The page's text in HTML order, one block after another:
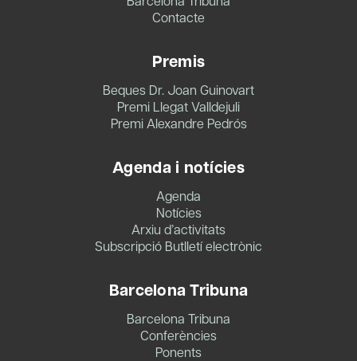
Contacte
Premis
Beques Dr. Joan Guinovart
Premi Llegat Valldejuli
Premi Alexandre Pedrós
Agenda i notícies
Agenda
Notícies
Arxiu d’activitats
Subscripció Butlletí electrònic
Barcelona Tribuna
Barcelona Tribuna
Conferències
Ponents